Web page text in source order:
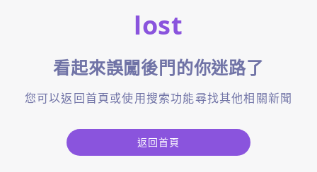
lost
看起來誤闖後門的你迷路了
您可以返回首頁或使用搜索功能尋找其他相關新聞
返回首頁